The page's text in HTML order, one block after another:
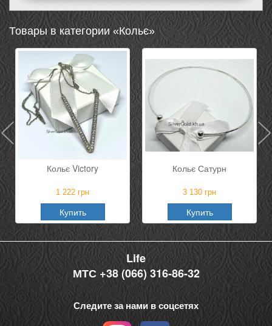
Товары в категории «Кольє»
Кольє Victory
1 222 грн
Купить
Кольє Сатурн
3 130 грн
Купить
Life
МТС +38 (066) 316-86-32
Следите за нами в соцсетях